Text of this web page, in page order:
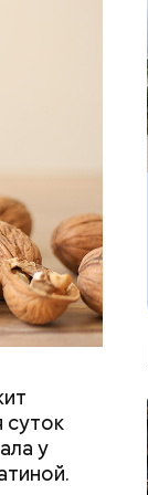
суток
у
В этот
выпады: